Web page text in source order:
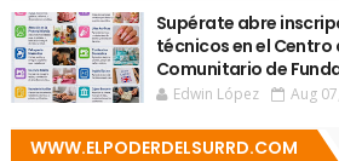
Supérate abre
técnicos en el Centro
Comunitario de
Edwin López Aug
WWW.ELPODERDELSURRD.COM